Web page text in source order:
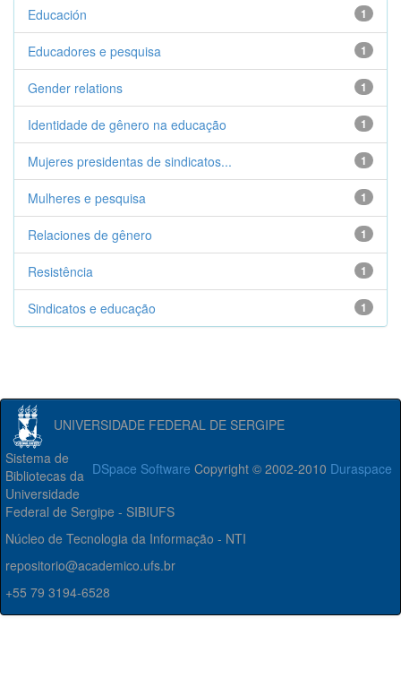
1
Educación
1
Educadores e pesquisa
1
Gender relations
1
Identidade de gênero na educação
1
Mujeres presidentas de sindicatos...
1
Mulheres e pesquisa
1
Relaciones de gênero
1
Resistência
1
Sindicatos e educação
UNIVERSIDADE FEDERAL DE SERGIPE
DSpace Software Copyright © 2002-2010 Duraspace
Sistema de
Bibliotecas da
Universidade
Federal de Sergipe - SIBIUFS
Núcleo de Tecnologia da Informação - NTI
repositorio@academico.ufs.br
+55 79 3194-6528